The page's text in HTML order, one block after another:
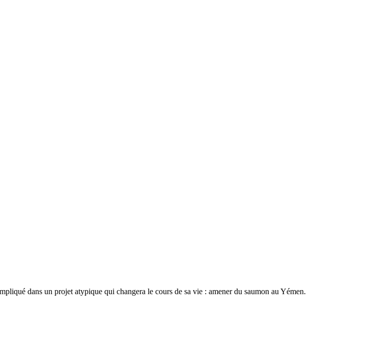
dans un projet atypique qui changera le cours de sa vie : amener du saumon au Yémen.